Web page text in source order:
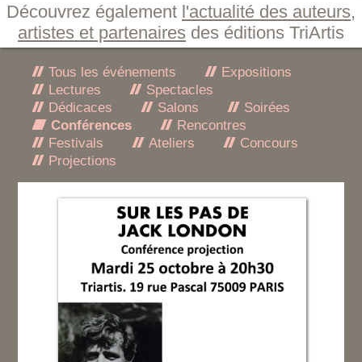
Découvrez également l'actualité des auteurs,
artistes et partenaires des éditions TriArtis
Tous les événements
Expositions
Lectures
Spectacles
Dédicaces
Salons
Soirées
Conférences
Rencontres
Festivals
Ateliers
Concours
Projections